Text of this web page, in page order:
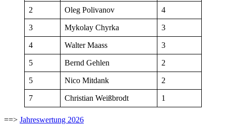
2 Oleg Polivanov 4
3 Mykolay Chyrka 3
4 Walter Maass 3
5 Bernd Gehlen 2
5 Nico Mitdank 2
7 Christian Weißbrodt 1
==> Jahreswertung 2026